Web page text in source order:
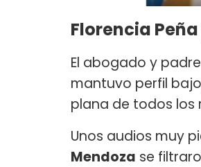
Florencia
El abogado y
mantuvo perfil
plana de todos los
Unos audios muy
Mendoza se